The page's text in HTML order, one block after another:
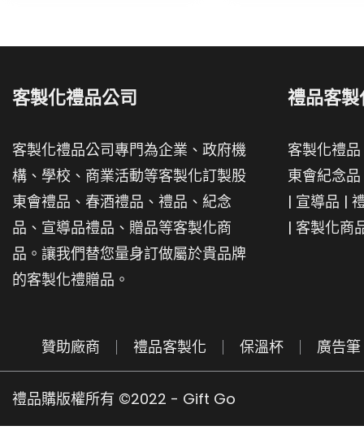
客製化禮品公司
客製化禮品公司專門為企業、政府機
構、學校、商業活動等客製化訂製股
東會禮品、春酒禮品、禮品、紀念
品、宣導品禮品、贈品等客製化商
品。讓我們替您量身訂做屬於貴品牌
的客製化禮贈品。
禮品客製
客製化禮品
東會紀念品
| 宣導品 |
| 客製化商
贊助廠商 禮品客製化 保溫杯 廣告筆
禮品購版權所有 ©2022 - Gift Go